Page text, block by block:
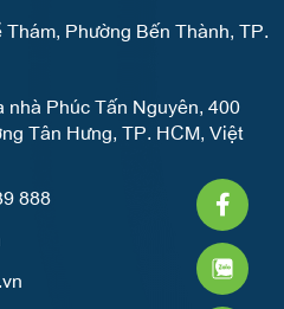
f
Phường Bến Thành, TP.
nhà Phúc Tấn Nguyên, 400
Tân Hưng, TP. HCM, Việt
888